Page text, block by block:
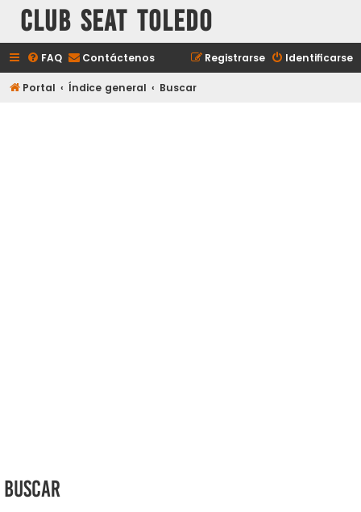
Club Seat Toledo
FAQ Contáctenos Identificarse
Registrarse
Portal Índice general Buscar
Buscar